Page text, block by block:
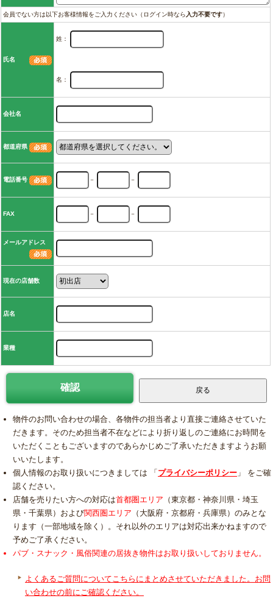
会員でない方は以下お客様情報をご入力ください（ログイン時なら 入力不要です）
氏名
姓：
名：
会社名
都道府県
電話番号 － －
FAX － －
メールアドレス
現在の店舗数
店名
業種
物件のお問い合わせの場合、各物件の担当者より直接ご連絡させていた
だきます。そのため担当者不在などにより折り返しのご連絡にお時間を
いただくこともございますのであらかじめご了承いただきますようお願
いいたします。
個人情報のお取り扱いにつきましては 「プライバシーポリシー 」 をご確
認ください。
店舗を売りたい方への対応は首都圏エリア （東京都・神奈川県・埼玉
県・千葉県）および関西圏エリア （大阪府・京都府・兵庫県）のみとな
ります（一部地域を除く）。それ以外のエリアは対応出来かねますので
予めご了承ください。
パブ・スナック・風俗関連の居抜き物件はお取り扱いしておりません。
よくあるご質問についてこちらにまとめさせていただきました。お問
い合わせの前にご確認ください。